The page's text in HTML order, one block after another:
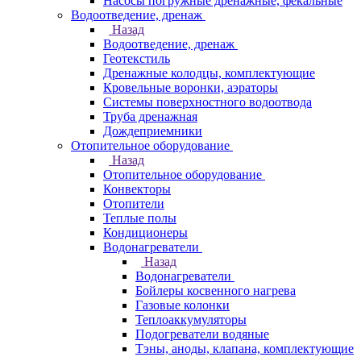
Водоотведение, дренаж
Назад
Водоотведение, дренаж
Геотекстиль
Дренажные колодцы, комплектующие
Кровельные воронки, аэраторы
Системы поверхностного водоотвода
Труба дренажная
Дождеприемники
Отопительное оборудование
Назад
Отопительное оборудование
Конвекторы
Отопители
Теплые полы
Кондиционеры
Водонагреватели
Назад
Водонагреватели
Бойлеры косвенного нагрева
Газовые колонки
Теплоаккумуляторы
Подогреватели водяные
Тэны, аноды, клапана, комплектующие